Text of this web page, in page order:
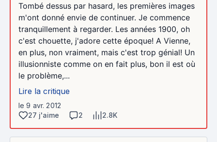
Tombé dessus par hasard, les premières images
m'ont donné envie de continuer. Je commence
tranquillement à regarder. Les années 1900, oh
c'est chouette, j'adore cette époque! A Vienne,
en plus, non vraiment, mais c'est trop génial! Un
illusionniste comme on en fait plus, bon il est où
le problème,...
Lire la critique
le 9 avr. 2012
27 j'aime
2 2.8K